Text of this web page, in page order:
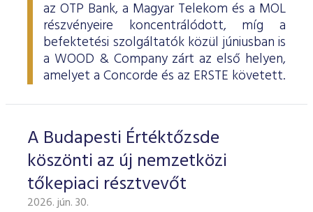
az OTP Bank, a Magyar Telekom és a MOL
részvényeire koncentrálódott, míg a
befektetési szolgáltatók közül júniusban is
a WOOD & Company zárt az első helyen,
amelyet a Concorde és az ERSTE követett.
A Budapesti Értéktőzsde
köszönti az új nemzetközi
tőkepiaci résztvevőt
2026. jún. 30.